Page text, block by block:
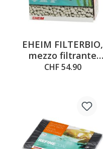
EHEIM FILTERBIO,
mezzo filtrante
biologico, 2l
CHF 54.90